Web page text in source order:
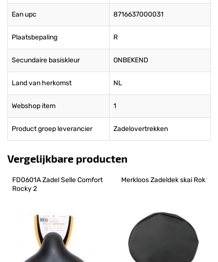
Ean upc 8716637000031
Plaatsbepaling R
Secundaire basiskleur ONBEKEND
Land van herkomst NL
Webshop item 1
Product groep leverancier Zadelovertrekken
Vergelijkbare producten
FD0601A Zadel Selle Comfort
Rocky 2
Merkloos Zadeldek skai Rok